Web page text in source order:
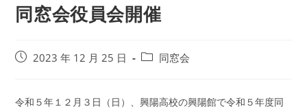
同窓会役員会開催
2023 年 12 月 25 日 同窓会
令和５年１２月３日（日）、興陽高校の興陽館で令和５年度同